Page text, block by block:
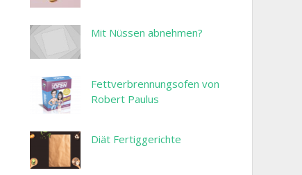
Mit Nüssen abnehmen?
Fettverbrennungsofen von
Robert Paulus
Diät Fertiggerichte